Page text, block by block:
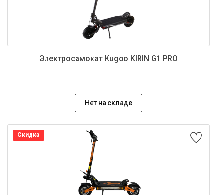
Электросамокат Kugoo KIRIN G1 PRO
Нет на складе
Скидка